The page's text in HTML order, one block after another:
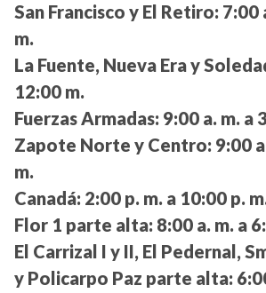
San Francisco y El Retiro: 7:00
m.
La Fuente, Nueva Era y
12:00 m.
Fuerzas Armadas: 9:00 a. m. a
Zapote Norte y Centro: 9:00
m.
Canadá: 2:00 p. m. a 10:00 p.
Flor 1 parte alta: 8:00 a. m. a
El Carrizal I y II, El Pedernal,
y Policarpo Paz parte alta: